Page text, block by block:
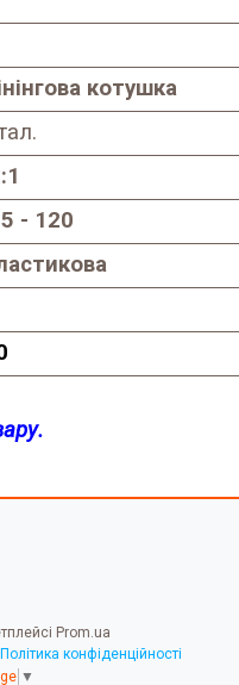
котушка
- 120
Prom.ua
Політика конфіденційності
▼